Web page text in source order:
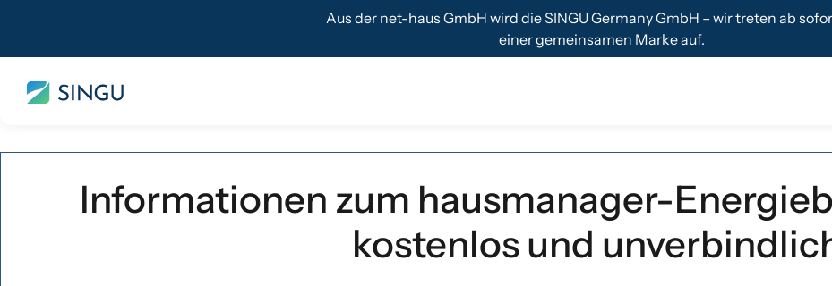
Aus der net-haus GmbH wird die SINGU Germany GmbH – wir treten ab
einer gemeinsamen Marke auf.
Informationen zum hausmanager-
kostenlos und